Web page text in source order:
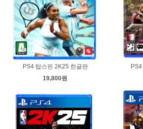
PS4 탑스핀 2K25 한글판
19,800원